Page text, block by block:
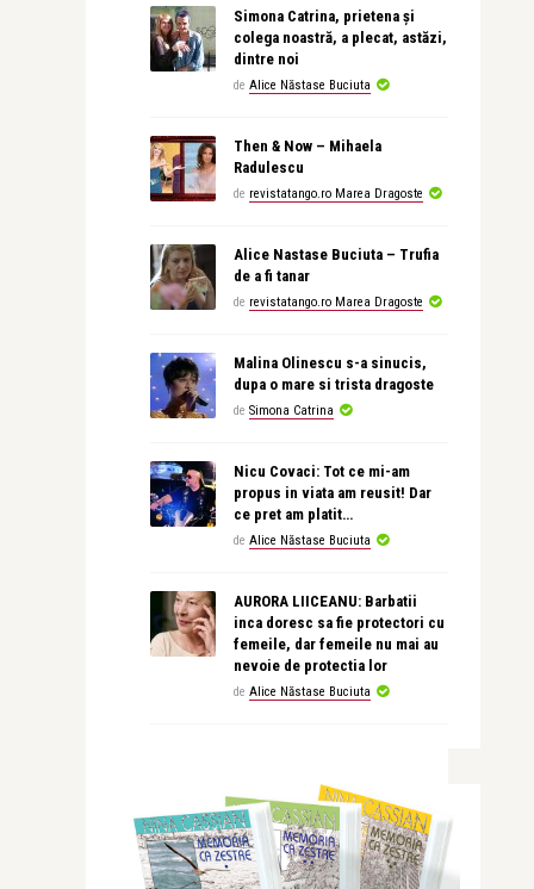
Simona Catrina, prietena și
colega noastră, a plecat, astăzi,
dintre noi
de Alice Năstase Buciuta
Then & Now – Mihaela
Radulescu
de revistatango.ro Marea Dragoste
Alice Nastase Buciuta – Trufia
de a fi tanar
de revistatango.ro Marea Dragoste
Malina Olinescu s-a sinucis,
dupa o mare si trista dragoste
de Simona Catrina
Nicu Covaci: Tot ce mi-am
propus in viata am reusit! Dar
ce pret am platit…
de Alice Năstase Buciuta
AURORA LIICEANU: Barbatii
inca doresc sa fie protectori cu
femeile, dar femeile nu mai au
nevoie de protectia lor
de Alice Năstase Buciuta